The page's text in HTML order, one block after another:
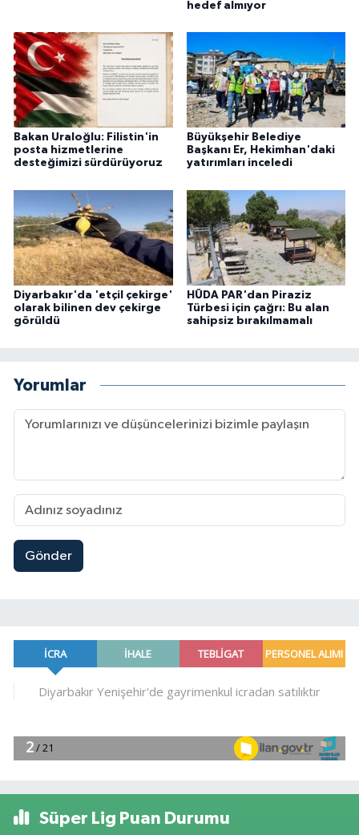
hedef almıyor
Bakan Uraloğlu: Filistin'in
posta hizmetlerine
desteğimizi sürdürüyoruz
Büyükşehir Belediye
Başkanı Er, Hekimhan'daki
yatırımları inceledi
Diyarbakır'da 'etçil çekirge'
olarak bilinen dev çekirge
görüldü
HÜDA PAR'dan Piraziz
Türbesi için çağrı: Bu alan
sahipsiz bırakılmamalı
Yorumlar
Gönder
Süper Lig Puan Durumu